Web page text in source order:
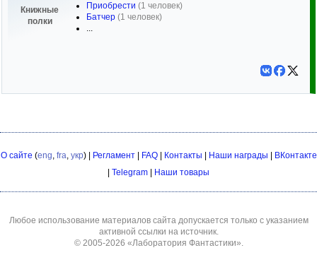
Книжные
полки
Приобрести (1 человек)
Батчер (1 человек)
...
О сайте (eng, fra, укр) | Регламент| FAQ| Контакты Наши награды
ВКонтакте
Telegram Наши товары
Любое использование материалов сайта допускается только с указанием
активной ссылки на источник.
© 2005-2026 «Лаборатория Фантастики».